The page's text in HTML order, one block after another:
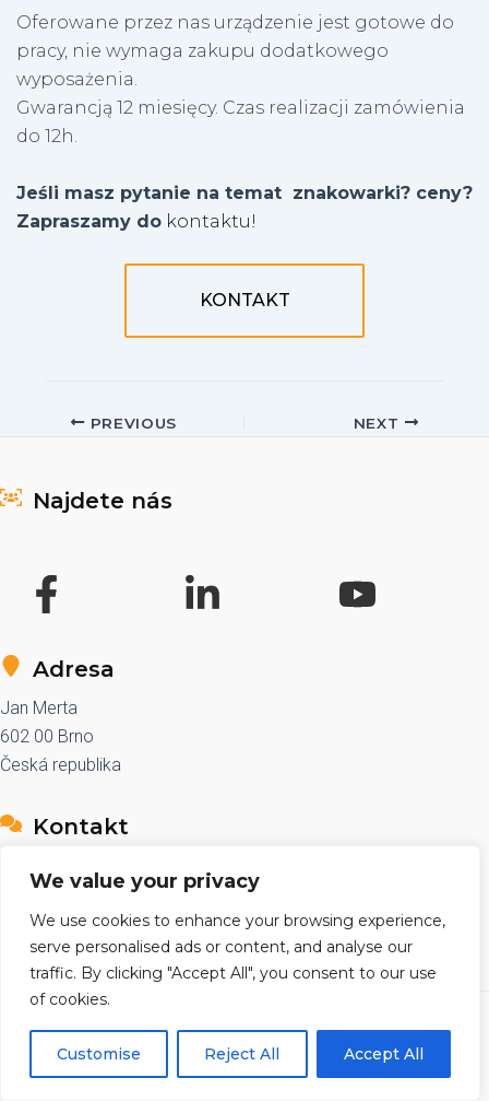
We value your privacy
We use cookies to enhance your browsing experience,
serve personalised ads or content, and analyse our
traffic. By clicking "Accept All", you consent to our use
of cookies.
Customise Reject All Accept All
Oferowane przez nas urządzenie jest gotowe do
pracy, nie wymaga zakupu dodatkowego
wyposażenia.
Gwarancją 12 miesięcy. Czas realizacji zamówienia
do 12h.
Jeśli masz pytanie na temat znakowarki? ceny?
Zapraszamy do kontaktu!
KONTAKT
Post PREVIOUS NEXT
Najdete nás
Adresa
Jan Merta
602 00 Brno
Česká republika
Kontakt
telefon: +420 776 590 361